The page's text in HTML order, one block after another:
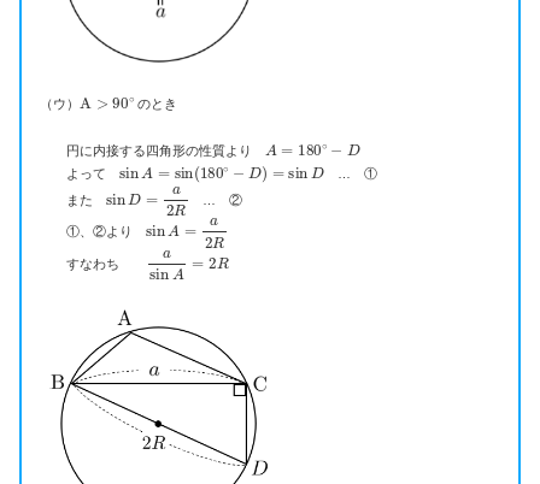
（ウ） A 90∘ のとき
円に内接する四角形の性質より A 180∘ −
よって sin A ( 180∘− =sin
… ①
また
sin D= R … ②
①、②より sin A R
すなわち sin R